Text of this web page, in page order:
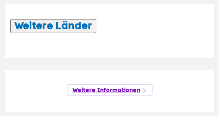
Weitere Länder
Weitere Informationen